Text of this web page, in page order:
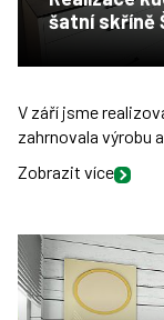
šatní skříně
V září jsme
zahrnovala výrobu
Zobrazit více